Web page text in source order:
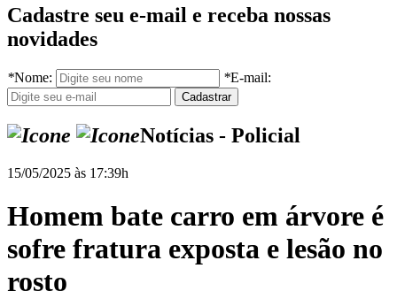
Cadastre seu e-mail e receba nossas
novidades
*Nome: *E-mail:
Notícias - Policial
15/05/2025 às 17:39h
Homem bate carro em árvore é
sofre fratura exposta e lesão no
rosto